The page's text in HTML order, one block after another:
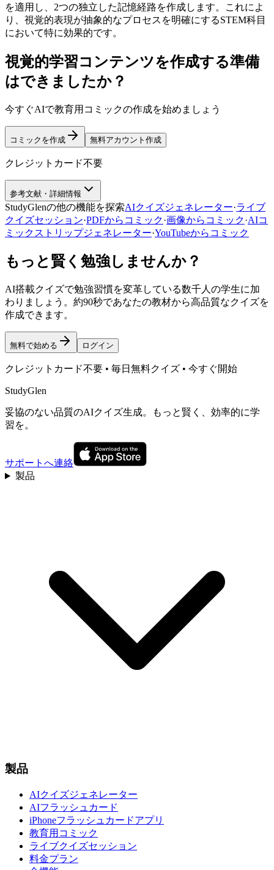
を適用し、2つの独立した記憶経路を作成します。これによ
り、視覚的表現が抽象的なプロセスを明確にするSTEM科目
において特に効果的です。
視覚的学習コンテンツを作成する準備
はできましたか？
今すぐAIで教育用コミックの作成を始めましょう
コミックを作成 無料アカウント作成
クレジットカード不要
参考文献・詳細情報
StudyGlenの他の機能を探索AIクイズジェネレーター·ライブ
クイズセッション·PDFからコミック·画像からコミック·AIコ
ミックストリップジェネレーター·YouTubeからコミック
もっと賢く勉強しませんか？
AI搭載クイズで勉強習慣を変革している数千人の学生に加
わりましょう。約90秒であなたの教材から高品質なクイズを
作成できます。
無料で始める ログイン
クレジットカード不要 • 毎日無料クイズ • 今すぐ開始
StudyGlen
妥協のない品質のAIクイズ生成。もっと賢く、効率的に学
習を。
サポートへ連絡
製品
製品
AIクイズジェネレーター
AIフラッシュカード
iPhoneフラッシュカードアプリ
教育用コミック
ライブクイズセッション
料金プラン